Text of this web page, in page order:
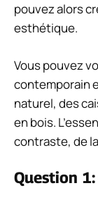
pouvez alors
esthétique.
Vous pouvez
contemporain
naturel, des
en bois.
contraste, de
Question 1: